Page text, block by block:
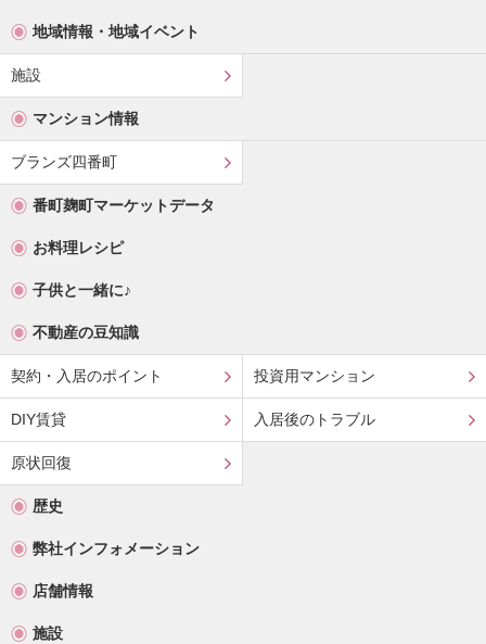
地域情報・地域イベント
施設
マンション情報
ブランズ四番町
番町麹町マーケットデータ
お料理レシピ
子供と一緒に♪
不動産の豆知識
契約・入居のポイント 投資用マンション
DIY賃貸 入居後のトラブル
原状回復
歴史
弊社インフォメーション
店舗情報
施設